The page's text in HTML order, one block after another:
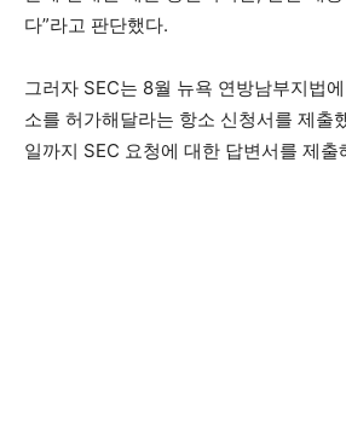
다”라고 판단했다.
그러자 SEC는 8월 뉴욕 연방남부지법
소를 허가해달라는 항소 신청서를 제출
일까지 SEC 요청에 대한 답변서를 제출